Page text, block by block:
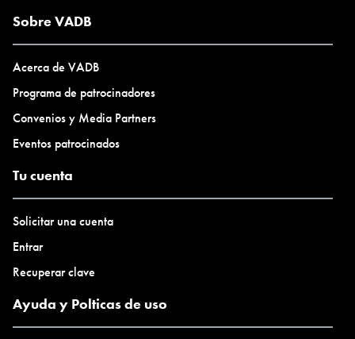
Sobre VADB
Acerca de VADB
Programa de patrocinadores
Convenios y Media Partners
Eventos patrocinados
Tu cuenta
Solicitar una cuenta
Entrar
Recuperar clave
Ayuda y Polticas de uso